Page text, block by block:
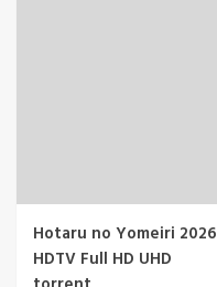
Hotaru no Yomeiri 2026
HDTV Full HD UHD